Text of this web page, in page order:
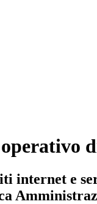
internet e